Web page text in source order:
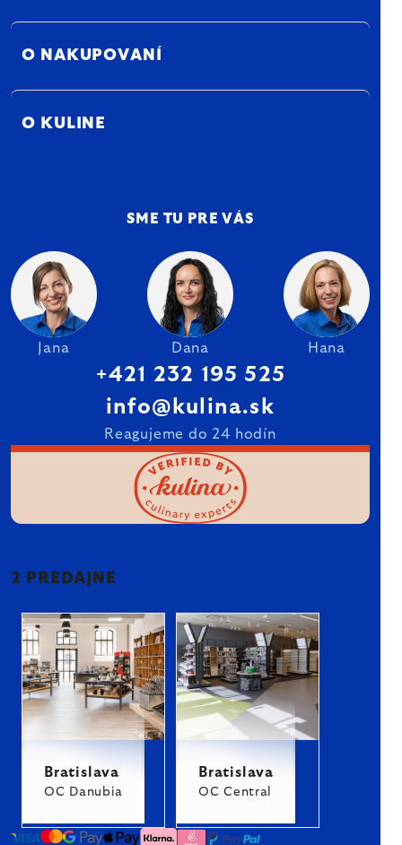
O NAKUPOVANÍ
O KULINE
SME TU PRE VÁS
Jana Dana Hana
+421 232 195 525
info@kulina.sk
Reagujeme do 24 hodín
2 PREDAJNE
Bratislava
OC Danubia
Bratislava
OC Central